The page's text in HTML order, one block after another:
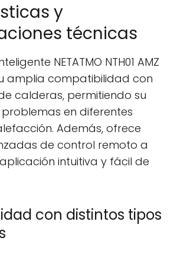
y
técnicas
NETATMO NTH01 AMZ
amplia compatibilidad con
calderas, permitiendo su
en diferentes
Además, ofrece
de control remoto a
intuitiva y fácil de
con distintos tipos